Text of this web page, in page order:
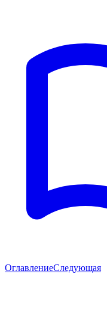
ОглавлениеСледующая